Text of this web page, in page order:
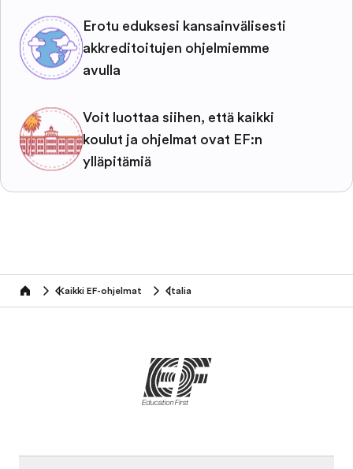
Erotu eduksesi kansainvälisesti
akkreditoitujen ohjelmiemme
avulla
Voit luottaa siihen, että kaikki
koulut ja ohjelmat ovat EF:n
ylläpitämiä
home Kaikki EF-ohjelmat Italia